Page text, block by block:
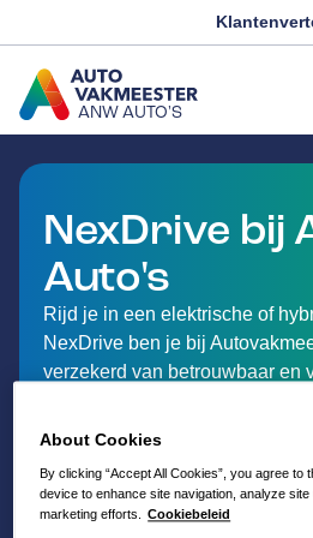
ANW AUTO'S
GA NAAR DE HOMEPAGINA
NexDrive bij
Auto's
Rijd je in een elektrische of
NexDrive ben je bij
verzekerd van betrouwbaar en
beschikken over de meest
fabrieksvoorschriften, zodat je
auto niet in gevaar komt. Ook
About Cookies
By clicking “Accept All Cookies”, you agree
device to enhance site navigation, analyze
marketing efforts. Cookiebeleid